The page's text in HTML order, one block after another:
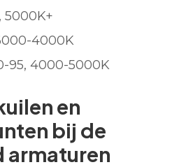
5000K+
4000K
95, 4000-5000K
en
bij de
armaturen